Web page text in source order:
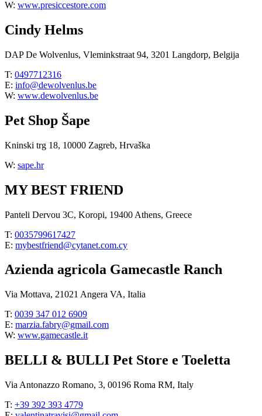
W: www.presiccestore.com
Cindy Helms
DAP De Wolvenlus, Vleminkstraat 94, 3201 Langdorp, Belgija
T: 0497712316
E: info@dewolvenlus.be
W: www.dewolvenlus.be
Pet Shop Šape
Kninski trg 18, 10000 Zagreb, Hrvaška
W: sape.hr
MY BEST FRIEND
Panteli Dervou 3C, Koropi, 19400 Athens, Greece
T: 0035799617427
E: mybestfriend@cytanet.com.cy
Azienda agricola Gamecastle Ranch
Via Mottava, 21021 Angera VA, Italia
T: 0039 347 012 6909
E: marzia.fabry@gmail.com
W: www.gamecastle.it
BELLI & BULLI Pet Store e Toeletta
Via Antonazzo Romano, 3, 00196 Roma RM, Italy
T: +39 392 393 4779